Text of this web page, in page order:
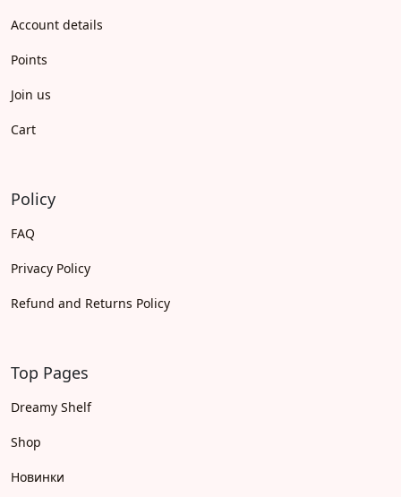
Account details
Points
Join us
Cart
Policy
FAQ
Privacy Policy
Refund and Returns Policy
Top Pages
Dreamy Shelf
Shop
Новинки